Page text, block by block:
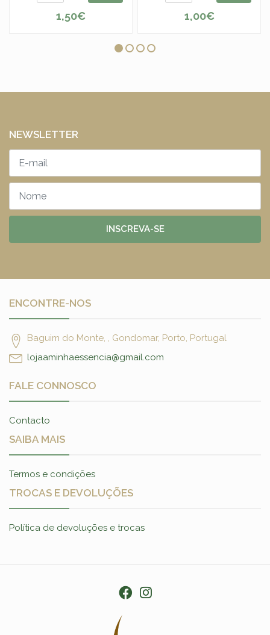
1,50€ 1,00€
NEWSLETTER
INSCREVA-SE
ENCONTRE-NOS
Baguim do Monte, , Gondomar, Porto, Portugal
lojaaminhaessencia@gmail.com
FALE CONNOSCO
Contacto
SAIBA MAIS
Termos e condições
TROCAS E DEVOLUÇÕES
Política de devoluções e trocas